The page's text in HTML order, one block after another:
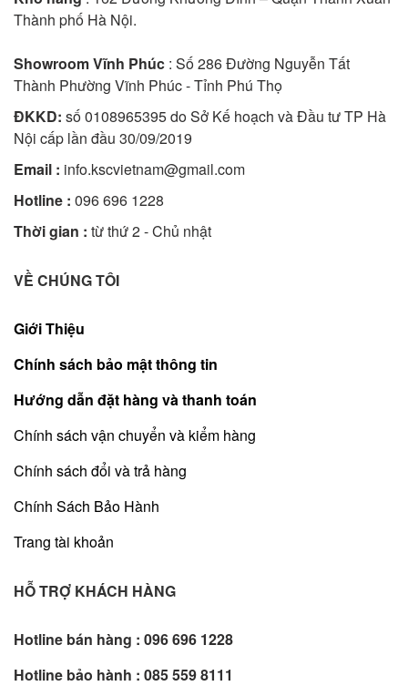
Thành phố Hà Nội.
Showroom Vĩnh Phúc : Số 286 Đường Nguyễn Tất
Thành Phường Vĩnh Phúc - Tỉnh Phú Thọ
ĐKKD: số 0108965395 do Sở Kế hoạch và Đầu tư TP Hà
Nội cấp lần đầu 30/09/2019
Email : info.kscvietnam@gmail.com
Hotline : 096 696 1228
Thời gian : từ thứ 2 - Chủ nhật
VỀ CHÚNG TÔI
Giới Thiệu
Chính sách bảo mật thông tin
Hướng dẫn đặt hàng và thanh toán
Chính sách vận chuyển và kiểm hàng
Chính sách đổi và trả hàng
Chính Sách Bảo Hành
Trang tài khoản
HỖ TRỢ KHÁCH HÀNG
Hotline bán hàng : 096 696 1228
Hotline bảo hành : 085 559 8111